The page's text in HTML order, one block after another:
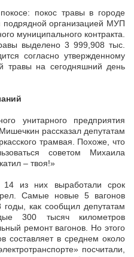
покос травы в городе
подрядной организацией МУП
муниципального контракта.
выделено 3 999,908 тыс.
согласно утвержденному
травы на сегодняшний день
унитарного предприятия
рассказал депутатам
трамвая. Похоже, что
советом Михаила
– твоя!»
из них выработали срок
Самые новые 5 вагонов
как сообщил депутатам
300 тысяч километров
ремонт вагонов. Но этого
составляет в среднем около
посчитали,